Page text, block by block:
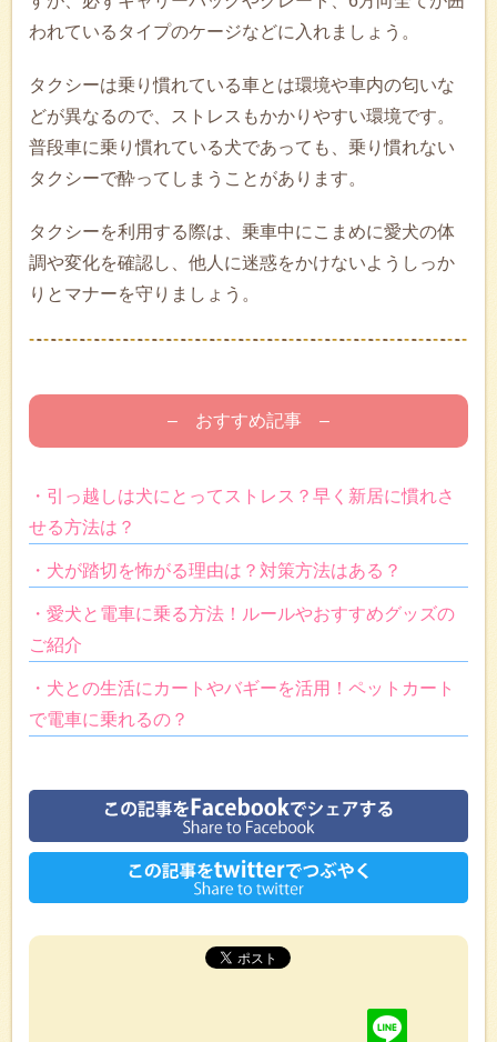
われているタイプのケージなどに入れましょう。
タクシーは乗り慣れている車とは環境や車内の匂いな
どが異なるので、ストレスもかかりやすい環境です。
普段車に乗り慣れている犬であっても、乗り慣れない
タクシーで酔ってしまうことがあります。
タクシーを利用する際は、乗車中にこまめに愛犬の体
調や変化を確認し、他人に迷惑をかけないようしっか
りとマナーを守りましょう。
– おすすめ記事 –
・引っ越しは犬にとってストレス？早く新居に慣れさ
せる方法は？
・犬が踏切を怖がる理由は？対策方法はある？
・愛犬と電車に乗る方法！ルールやおすすめグッズの
ご紹介
・犬との生活にカートやバギーを活用！ペットカート
で電車に乗れるの？